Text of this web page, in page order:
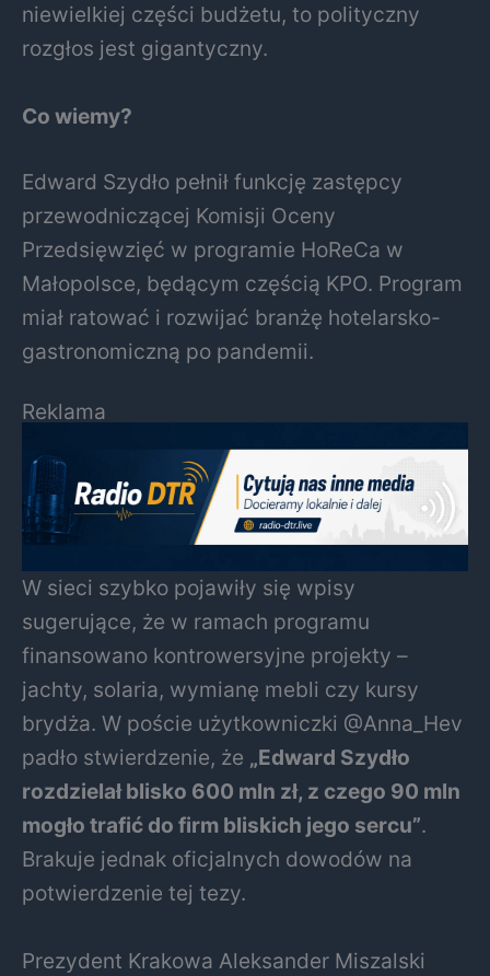
niewielkiej części budżetu, to polityczny
rozgłos jest gigantyczny.
Co wiemy?
Edward Szydło pełnił funkcję zastępcy
przewodniczącej Komisji Oceny
Przedsięwzięć w programie HoReCa w
Małopolsce, będącym częścią KPO. Program
miał ratować i rozwijać branżę hotelarsko-
gastronomiczną po pandemii.
Reklama
W sieci szybko pojawiły się wpisy
sugerujące, że w ramach programu
finansowano kontrowersyjne projekty –
jachty, solaria, wymianę mebli czy kursy
brydża. W poście użytkowniczki @Anna_Hev
padło stwierdzenie, że „Edward Szydło
rozdzielał blisko 600 mln zł, z czego 90 mln
mogło trafić do firm bliskich jego sercu”.
Brakuje jednak oficjalnych dowodów na
potwierdzenie tej tezy.
Prezydent Krakowa Aleksander Miszalski